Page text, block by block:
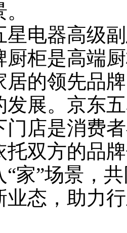
电器高级副
厨柜是高端
居的领先品
发展。京东
门店是消费
托双方的品
“家”场景，
业态，助力